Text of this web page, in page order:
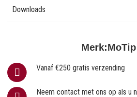
Merk:MoTip
Vanaf €250 gratis verzending
Neem contact met ons op als u
Downloads